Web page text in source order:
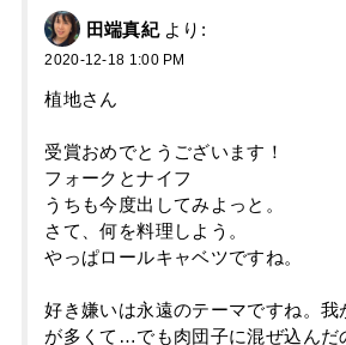
田端真紀 より:
2020-12-18 1:00 PM
植地さん
受賞おめでとうございます！
フォークとナイフ
うちも今度出してみよっと。
さて、何を料理しよう。
やっぱロールキャベツですね。
好き嫌いは永遠のテーマですね。我
が多くて…でも肉団子に混ぜ込んだ